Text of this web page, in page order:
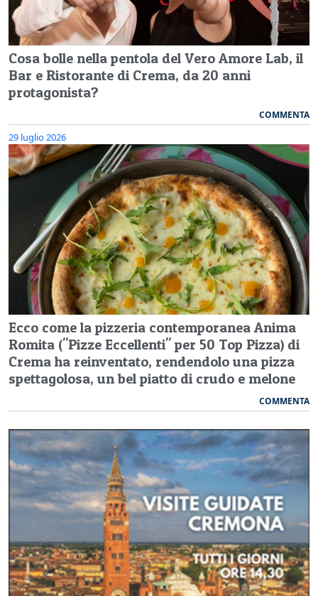
Cosa bolle nella pentola del Vero Amore Lab, il
Bar e Ristorante di Crema, da 20 anni
protagonista?
COMMENTA
29 luglio 2026
Ecco come la pizzeria contemporanea Anima
Romita ("Pizze Eccellenti" per 50 Top Pizza) di
Crema ha reinventato, rendendolo una pizza
spettagolosa, un bel piatto di crudo e melone
COMMENTA